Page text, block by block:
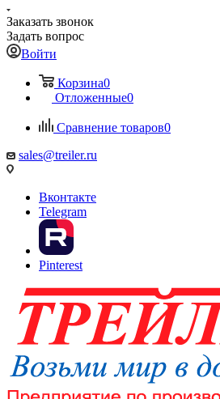
Заказать звонок
Задать вопрос
Войти
Корзина0
Отложенные0
Сравнение товаров0
sales@treiler.ru
Вконтакте
Telegram
Pinterest